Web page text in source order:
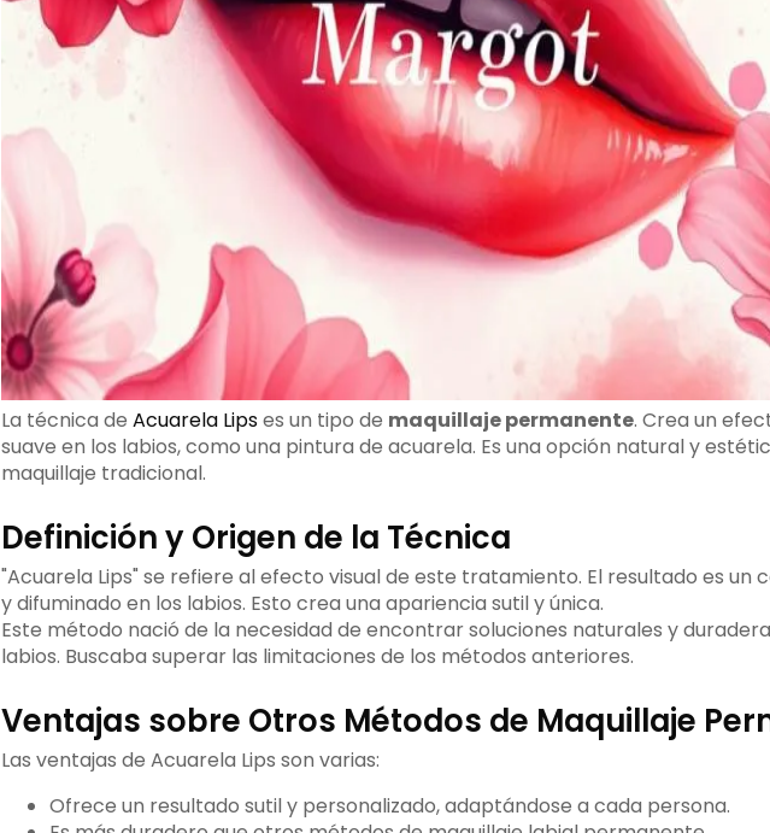
La técnica de Acuarela Lipses un tipo de maquillaje permanente. Crea un
suave en los labios, como una pintura de acuarela. Es una opción natural y
maquillaje tradicional.
Definición y Origen de la Técnica
"Acuarela Lips" se refiere al efecto visual de este tratamiento. El resultado es un
y difuminado en los labios. Esto crea una apariencia sutil y única.
Este método nació de la necesidad de encontrar soluciones naturales y
labios. Buscaba superar las limitaciones de los métodos anteriores.
Ventajas sobre Otros Métodos de Maquillaje
Las ventajas de Acuarela Lips son varias:
Ofrece un resultado sutil y personalizado, adaptándose a cada persona.